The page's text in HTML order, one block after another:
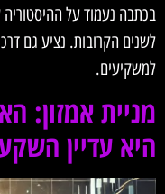
בכתבה נעמוד על
לשנים הקרובות. נציע גם
למשקיעים.
מניית אמזון:
היא עדיין